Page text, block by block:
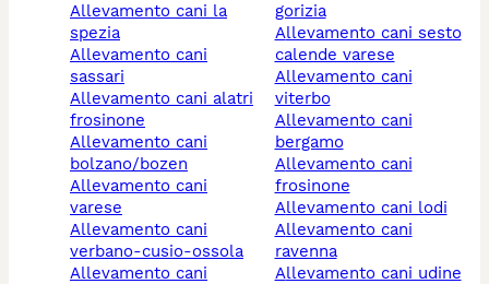
allevamento cani la
spezia
allevamento cani
sassari
allevamento cani alatri
frosinone
allevamento cani
bolzano/bozen
allevamento cani
varese
allevamento cani
verbano-cusio-ossola
allevamento cani
gorizia
allevamento cani sesto
calende varese
allevamento cani
viterbo
allevamento cani
bergamo
allevamento cani
frosinone
allevamento cani lodi
allevamento cani
ravenna
allevamento cani udine